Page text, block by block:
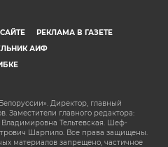
РЕКЛАМА В ГАЗЕТЕ
АИФ
Директор, главный
Заместители главного редактора:
Тельтевская. Шеф-
Шарпило. Все права защищены.
материалов запрещено, частичное